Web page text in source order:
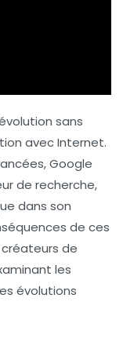
sans
avec Internet.
Google
de recherche,
dans son
de ces
de
les
évolutions